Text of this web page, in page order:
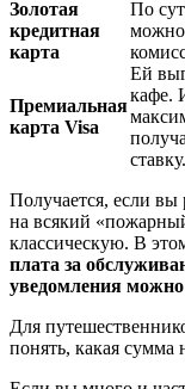
Золотая
кредитная
карта
По
можно
Премиальная
карта Visa
Ей
кафе.
ставку.
Получается, если вы
на всякий
классическую. В
плата за
уведомления
Для
понять, какая сумма